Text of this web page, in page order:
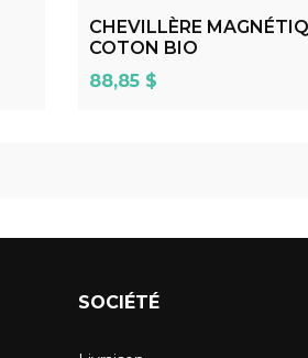
CHEVILLÈRE
COTON BIO
Prix
88,85 $
SOCIÉTÉ